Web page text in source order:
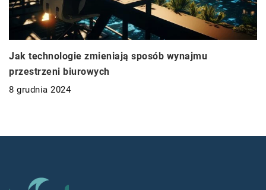
Jak technologie zmieniają sposób wynajmu
przestrzeni biurowych
8 grudnia 2024